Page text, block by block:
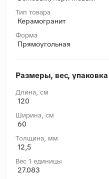
Тип товара
Керамогранит
Форма
Прямоугольная
Размеры, вес, упаковка
Длина, cм
120
Ширина, cм
60
Толщина, мм
12,5
Вес 1 единицы
27.083